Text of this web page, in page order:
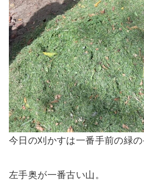
今日の刈かすは一番手前の緑の
左手奥が一番古い山。